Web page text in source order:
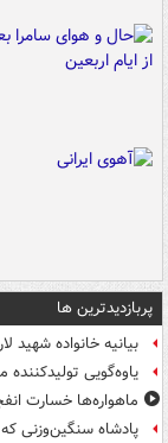
پربازدیدترین ها
بیانیه خانواده شهید
یاوه‌گویی تولیدکننده
ماهواره‌ها خسارت
پادشاه سنگین‌وزنی